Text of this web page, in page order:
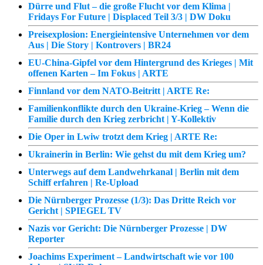
Dürre und Flut – die große Flucht vor dem Klima |
Fridays For Future | Displaced Teil 3/3 | DW Doku
Preisexplosion: Energieintensive Unternehmen vor dem
Aus | Die Story | Kontrovers | BR24
EU-China-Gipfel vor dem Hintergrund des Krieges | Mit
offenen Karten – Im Fokus | ARTE
Finnland vor dem NATO-Beitritt | ARTE Re:
Familienkonflikte durch den Ukraine-Krieg – Wenn die
Familie durch den Krieg zerbricht | Y-Kollektiv
Die Oper in Lwiw trotzt dem Krieg | ARTE Re:
Ukrainerin in Berlin: Wie gehst du mit dem Krieg um?
Unterwegs auf dem Landwehrkanal | Berlin mit dem
Schiff erfahren | Re-Upload
Die Nürnberger Prozesse (1/3): Das Dritte Reich vor
Gericht | SPIEGEL TV
Nazis vor Gericht: Die Nürnberger Prozesse | DW
Reporter
Joachims Experiment – Landwirtschaft wie vor 100